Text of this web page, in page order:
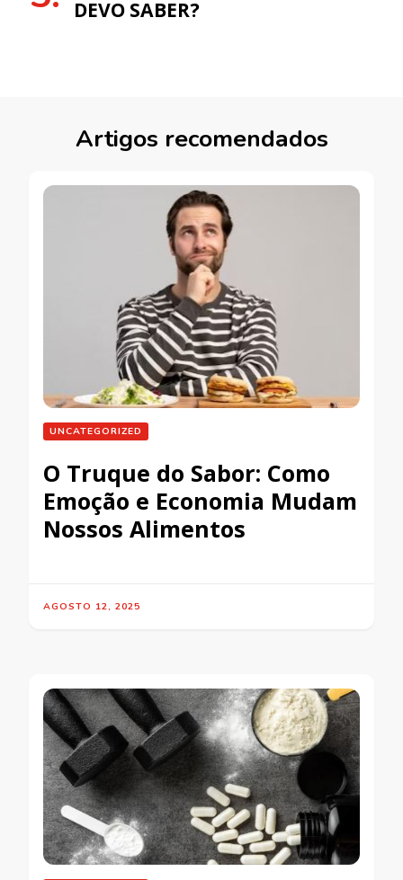
DEVO SABER?
Artigos recomendados
UNCATEGORIZED
O Truque do Sabor: Como
Emoção e Economia Mudam
Nossos Alimentos
AGOSTO 12, 2025